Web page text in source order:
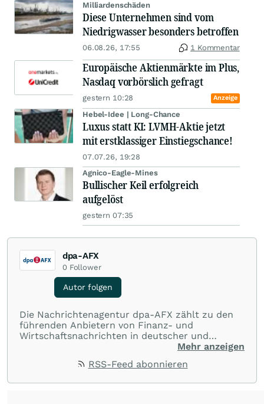
Milliardenschäden
Diese Unternehmen sind vom
Niedrigwasser besonders betroffen
06.08.26, 17:55 1 Kommentar
Europäische Aktienmärkte im Plus,
Nasdaq vorbörslich gefragt
gestern 10:28 Anzeige
Hebel-Idee | Long-Chance
Luxus statt KI: LVMH-Aktie jetzt
mit erstklassiger Einstiegschance!
07.07.26, 19:28
Agnico-Eagle-Mines
Bullischer Keil erfolgreich
aufgelöst
gestern 07:35
dpa-AFX
0 Follower
Autor folgen
Die Nachrichtenagentur dpa-AFX zählt zu den
führenden Anbietern von Finanz- und
Wirtschaftsnachrichten in deutscher und
englischer Sprache. Gestützt auf ein
dpa-AFX unabhängig, zuverlässig und schnell
Mehr anzeigen
RSS-Feed abonnieren